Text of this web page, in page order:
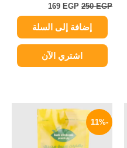
250EGP
169 EGP
إضافة إلى السلة
اشتري الآن
-11%
السعر
الأصلي
هو:
35 EGP.
السعر
الحالي
هو:
31 EGP.